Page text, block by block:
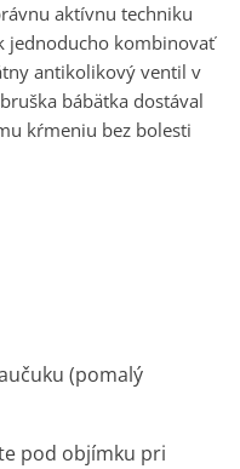
aktívnu techniku
jednoducho kombinovať
antikolikový ventil v
bábätka dostával
kŕmeniu bez bolesti
(pomalý
pod objímku pri